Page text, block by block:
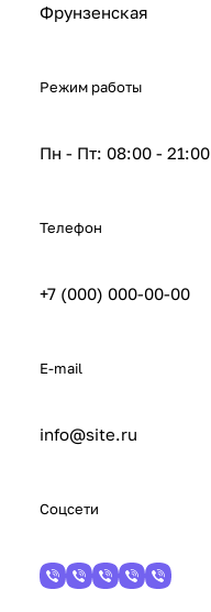
Фрунзенская
Режим работы
Пн - Пт: 08:00 - 21:00
Телефон
+7 (000) 000-00-00
E-mail
info@site.ru
Соцсети